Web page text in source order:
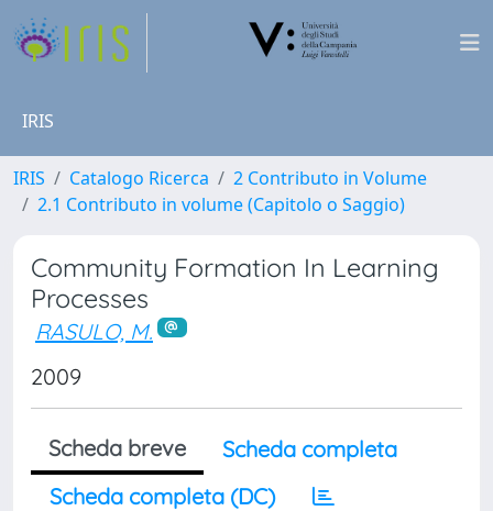
IRIS
IRIS Catalogo Ricerca
2 Contributo in Volume
2.1 Contributo in volume (Capitolo o Saggio)
Community Formation In Learning
Processes
RASULO, M.
2009
Scheda breve
Scheda completa
Scheda completa (DC)